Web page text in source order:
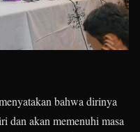
bahwa dirinya
dan akan memenuhi masa